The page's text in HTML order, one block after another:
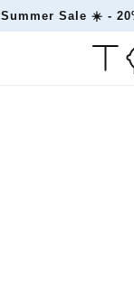
Summer Sale ☀️ -